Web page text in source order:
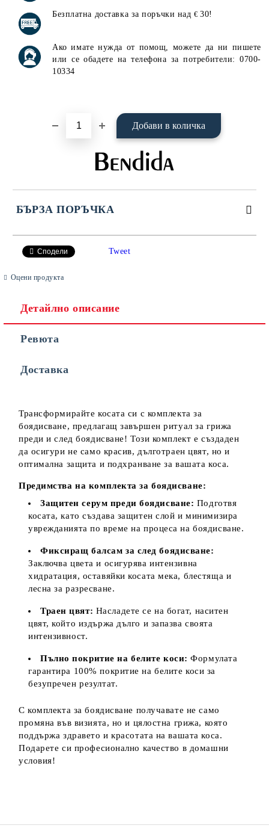
Безплатна доставка за поръчки над€30!
Ако имате нужда от помощ, можете да ни пишете
или се обадете на телефона за потребители: 0700-
10334
БЪРЗА ПОРЪЧКА
Ние ще се свържем с вас в рамките на работния ден.
Сподели Tweet
Оцени продукта
Детайлно описание
Ревюта
Доставка
Трансформирайте косата си с комплекта за
боядисване, предлагащ завършен ритуал за грижа
преди и след боядисване! Този комплект е създаден
да осигури не само красив, дълготраен цвят, но и
оптимална защита и подхранване за вашата коса.
Предимства на комплекта за боядисване:
Защитен серум преди боядисване: Подготвя
косата, като създава защитен слой и минимизира
уврежданията по време на процеса на боядисване.
Фиксиращ балсам за след боядисване:
Заключва цвета и осигурява интензивна
хидратация, оставяйки косата мека, блестяща и
лесна за разресване.
Траен цвят: Насладете се на богат, наситен
цвят, който издържа дълго и запазва своята
интензивност.
Пълно покритие на белите коси: Формулата
гарантира 100% покритие на белите коси за
безупречен резултат.
С комплекта за боядисване получавате не само
промяна във визията, но и цялостна грижа, която
поддържа здравето и красотата на вашата коса.
Подарете си професионално качество в домашни
условия!